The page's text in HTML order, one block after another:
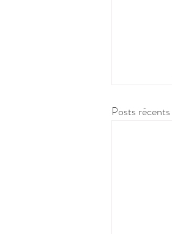
Posts récents